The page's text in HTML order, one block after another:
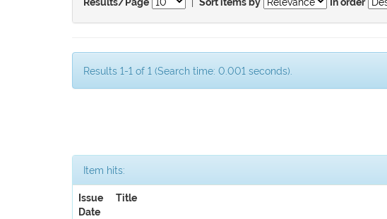
Results/Page Sort items by In order
Results 1-1 of 1 (Search time: 0.001 seconds).
Item hits:
Issue
Date
Title